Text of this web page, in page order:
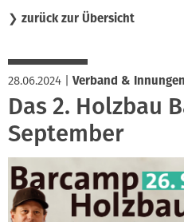
❯ zurück zur Übersicht
28.06.2024 Verband & Innungen
Das 2. Holzbau
September